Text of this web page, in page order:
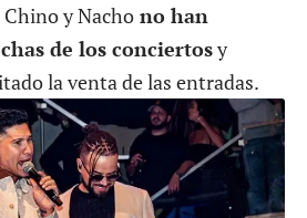
y Nacho no han
de los conciertosy
la venta de las entradas.